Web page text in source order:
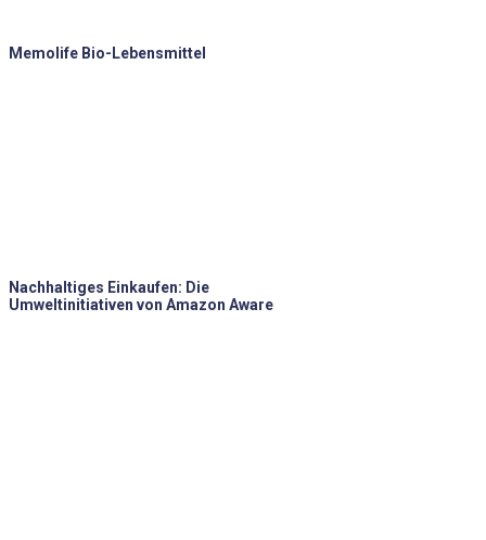
Memolife Bio-Lebensmittel
Nachhaltiges Einkaufen: Die
Umweltinitiativen von Amazon Aware